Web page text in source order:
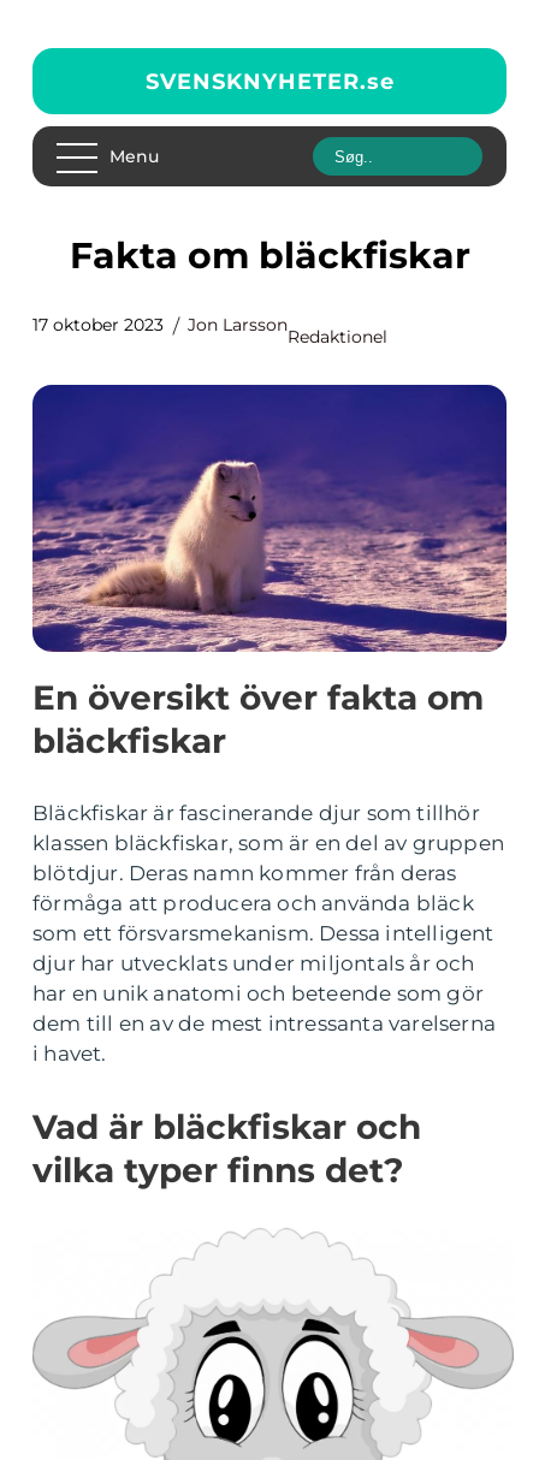
SVENSKNYHETER.se
Menu
Fakta om bläckfiskar
17 oktober 2023 Jon Larsson
Redaktionel
En översikt över fakta om
bläckfiskar
Bläckfiskar är fascinerande djur som tillhör
klassen bläckfiskar, som är en del av gruppen
blötdjur. Deras namn kommer från deras
förmåga att producera och använda bläck
som ett försvarsmekanism. Dessa intelligent
djur har utvecklats under miljontals år och
har en unik anatomi och beteende som gör
dem till en av de mest intressanta varelserna
i havet.
Vad är bläckfiskar och
vilka typer finns det?